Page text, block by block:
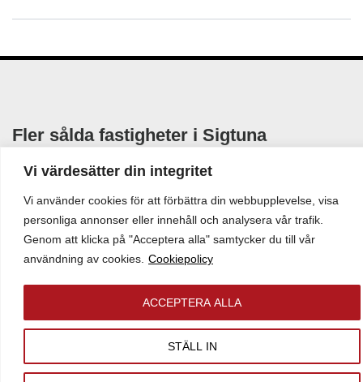
Vi värdesätter din integritet
Vi använder cookies för att förbättra din webbupplevelse, visa
personliga annonser eller innehåll och analysera vår trafik.
Genom att klicka på "Acceptera alla" samtycker du till vår
användning av cookies. Cookiepolicy
STÄLL IN
ACCEPTERA ALLA
Fler sålda fastigheter i Sigtuna
SÅLD FASTIGHET
Rosersberg 11:139
Tenngatan 1
Lokalyta:6 256 kvm
Tomtyta:44 860 kvm